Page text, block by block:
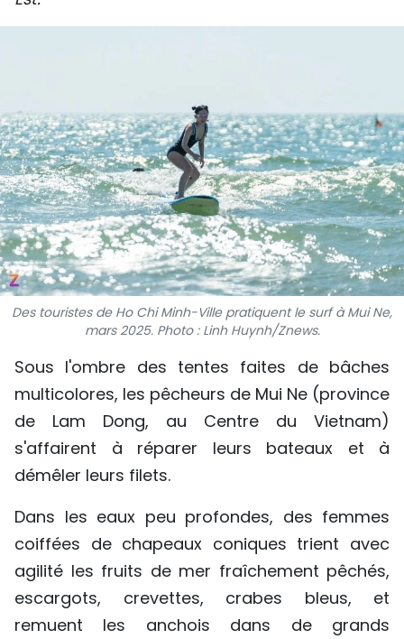
SPORT
PAYS NATAL
INTERNATIONAL
MÉGASTORIE
INFOGRAPHIE
PHOTO
VIDÉO
À PROPOS DU "PEUPLE"
TIẾNG VIỆT
ENGLISH
中文
РУССКИЙ
ESPAÑOL
Des touristes de Ho Chi Minh-Ville pratiquent le surf à Mui Ne,
mars 2025. Photo : Linh Huynh/Znews.
Sous l'ombre des tentes faites de bâches
multicolores, les pêcheurs de Mui Ne (province
de Lam Dong, au Centre du Vietnam)
s'affairent à réparer leurs bateaux et à
démêler leurs filets.
Dans les eaux peu profondes, des femmes
coiffées de chapeaux coniques trient avec
agilité les fruits de mer fraîchement pêchés,
escargots, crevettes, crabes bleus, et
remuent les anchois dans de grands